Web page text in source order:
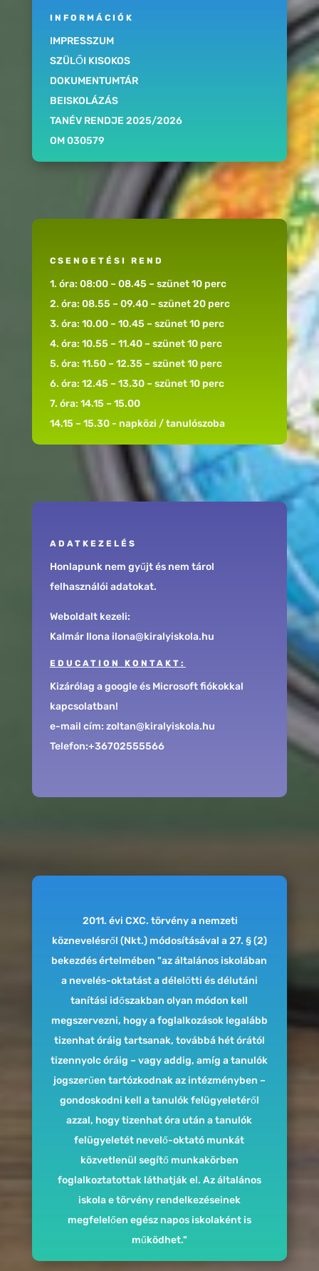
INFORMÁCIÓK
IMPRESSZUM
SZÜLŐI KISOKOS
DOKUMENTUMTÁR
BEISKOLÁZÁS
TANÉV RENDJE 2025/2026
OM 030579
CSENGETÉSI REND
1. óra: 08:00 – 08.45 – szünet 10 perc
2. óra: 08.55 – 09.40 – szünet 20 perc
3. óra: 10.00 – 10.45 – szünet 10 perc
4. óra: 10.55 – 11.40 – szünet 10 perc
5. óra: 11.50 – 12.35 – szünet 10 perc
6. óra: 12.45 – 13.30 – szünet 10 perc
7. óra: 14.15 – 15.00
14.15 – 15.30 - napközi / tanulószoba
ADATKEZELÉS
Honlapunk nem gyűjt és nem tárol
felhasználói adatokat.
Weboldalt kezeli:
Kalmár Ilona ilona@kiralyiskola.hu
EDUCATION KONTAKT:
Kizárólag a google és Microsoft fiókokkal
kapcsolatban!
e-mail cím: zoltan@kiralyiskola.hu
Telefon:+36702555566
2011. évi CXC. törvény a nemzeti
köznevelésről (Nkt.) módosításával a 27. § (2)
bekezdés értelmében "az általános iskolában
a nevelés-oktatást a délelőtti és délutáni
tanítási időszakban olyan módon kell
megszervezni, hogy a foglalkozások legalább
tizenhat óráig tartsanak, továbbá hét órától
tizennyolc óráig – vagy addig, amíg a tanulók
jogszerűen tartózkodnak az intézményben –
gondoskodni kell a tanulók felügyeletéről
azzal, hogy tizenhat óra után a tanulók
felügyeletét nevelő-oktató munkát
közvetlenül segítő munkakörben
foglalkoztatottak láthatják el. Az általános
iskola e törvény rendelkezéseinek
megfelelően egész napos iskolaként is
működhet."